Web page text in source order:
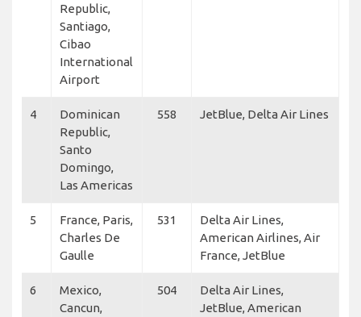
Republic,
Santiago,
Cibao
International
Airport
4
Dominican
Republic,
Santo
Domingo,
Las Americas
558 JetBlue, Delta Air Lines
5
France, Paris,
Charles De
Gaulle
531
Delta Air Lines,
American Airlines, Air
France, JetBlue
6
Mexico,
Cancun,
504
Delta Air Lines,
JetBlue, American